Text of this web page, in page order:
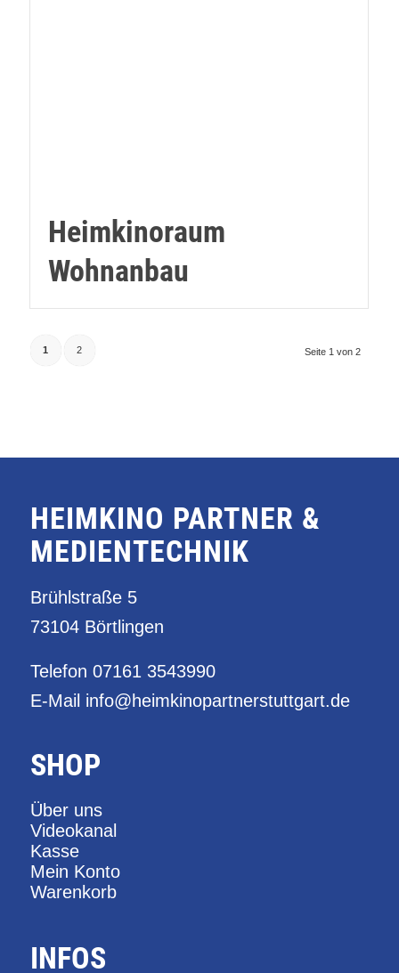
Heimkinoraum
Wohnanbau
Seite 1 von 2
1 2
HEIMKINO PARTNER &
MEDIENTECHNIK
Brühlstraße 5
73104 Börtlingen
Telefon 07161 3543990
E-Mail info@heimkinopartnerstuttgart.de
SHOP
Über uns
Videokanal
Kasse
Mein Konto
Warenkorb
INFOS